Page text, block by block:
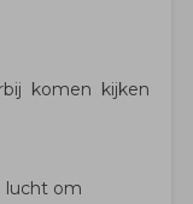
komen kijken
lucht om